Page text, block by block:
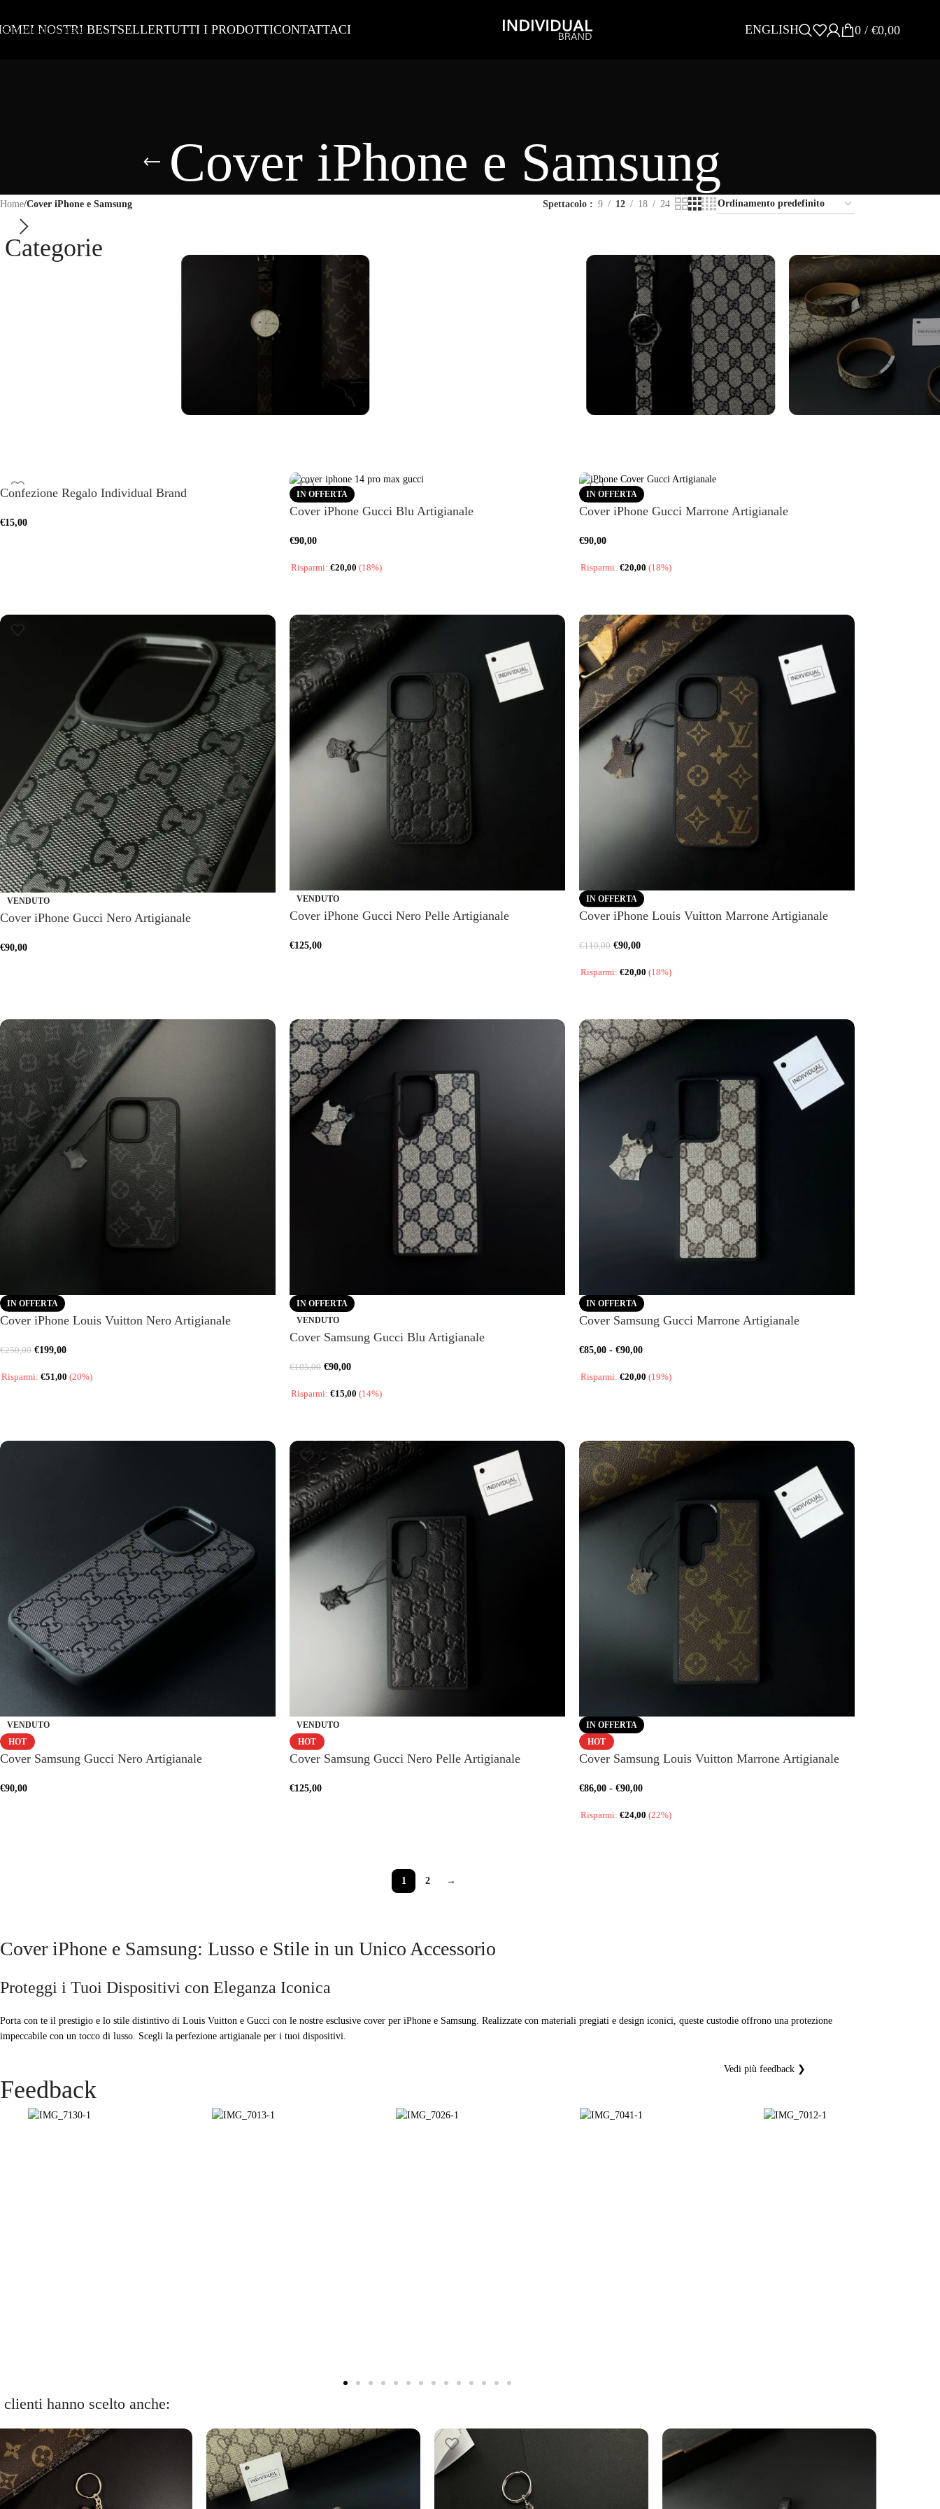
Skip to main content
I NOSTRI BESTSELLERTUTTI I PRODOTTICONTATTACI ENGLISH 0 / €0,00
Cover iPhone e Samsung
Home/Cover iPhone e Samsung Spettacolo 9 12 18 24
Categorie
Vedi altro
Confezione Regalo Individual Brand
€15,00
IN OFFERTA
Cover iPhone Gucci Blu Artigianale
€90,00
Risparmi: €20,00 (18%)
IN OFFERTA
Cover iPhone Gucci Marrone Artigianale
€90,00
Risparmi: €20,00 (18%)
VENDUTO
Cover iPhone Gucci Nero Artigianale
€90,00
VENDUTO
Cover iPhone Gucci Nero Pelle Artigianale
€125,00
IN OFFERTA
Cover iPhone Louis Vuitton Marrone Artigianale
€110,00 €90,00
Risparmi: €20,00 (18%)
IN OFFERTA
Cover iPhone Louis Vuitton Nero Artigianale
€250,00 €199,00
Risparmi: €51,00 (20%)
IN OFFERTA
VENDUTO
Cover Samsung Gucci Blu Artigianale
€105,00 €90,00
Risparmi: €15,00 (14%)
IN OFFERTA
Cover Samsung Gucci Marrone Artigianale
€85,00 - €90,00
Risparmi: €20,00 (19%)
VENDUTO
HOT
Cover Samsung Gucci Nero Artigianale
€90,00
VENDUTO
HOT
Cover Samsung Gucci Nero Pelle Artigianale
€125,00
IN OFFERTA
HOT
Cover Samsung Louis Vuitton Marrone Artigianale
€86,00 - €90,00
Risparmi: €24,00 (22%)
1 2 →
Cover iPhone e Samsung: Lusso e Stile in un Unico Accessorio
Proteggi i Tuoi Dispositivi con Eleganza Iconica
Porta con te il prestigio e lo stile distintivo di Louis Vuitton e Gucci con le nostre esclusive cover per iPhone e Samsung. Realizzate con materiali pregiati e design iconici, queste custodie offrono una protezione
impeccabile con un tocco di lusso. Scegli la perfezione artigianale per i tuoi dispositivi.
Feedback
Vedi più feedback ❯
hanno scelto anche: